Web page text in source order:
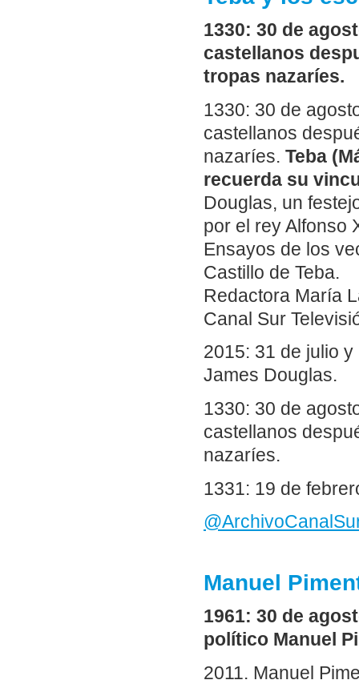
1330: 30 de
castellanos
tropas nazaríes.
1330: 30 de
castellanos
nazaríes. Teba
recuerda su
Douglas, un
por el rey Alfonso
Ensayos de los
Castillo de Teba.
Redactora María
Canal Sur
2015: 31 de julio
James Douglas.
1330: 30 de
castellanos
nazaríes.
1331: 19 de
@
Manuel
1961: 30 de
político Manuel
2011. Manuel